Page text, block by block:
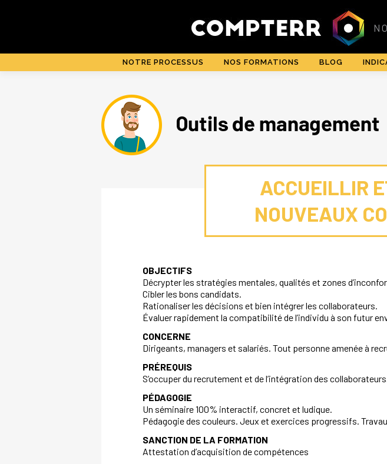
NOTRE PROCESSUS NOS FORMATIONS BLOG
ACCUEILLIR
NOUVEAUX
OBJECTIFS
Décrypter les stratégies mentales, qualités et zones
Cibler les bons candidats.
Rationaliser les décisions et bien intégrer les collaborateurs.
Évaluer rapidement la compatibilité de l’individu à son futur
CONCERNE
Dirigeants, managers et salariés. Tout personne amenée à
PRÉREQUIS
S’occuper du recrutement et de l’intégration des
PÉDAGOGIE
Un séminaire 100% interactif, concret et ludique.
Pédagogie des couleurs. Jeux et exercices progressifs.
SANCTION DE LA FORMATION
Attestation d’acquisition de compétences